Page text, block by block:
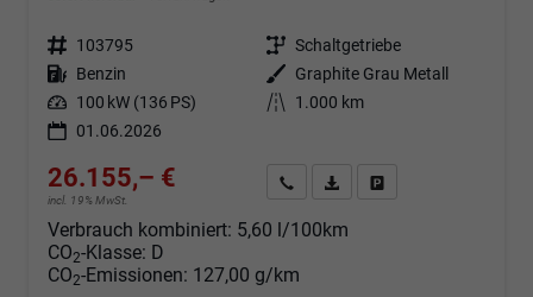
Fahrzeugnr. 103795 Getriebe Schaltgetriebe
Kraftstoff Benzin Außenfarbe
Graphite Grau Metall
Leistung 100 kW (136 PS) Kilometerstand
1.000 km
01.06.2026
26.155,– €
incl. 19% MwSt.
Angebot anfordern
Fahrzeugexpose (PDF)
Verbrauch kombiniert: 5,60 l/100km
CO2-Klasse: D
CO2-Emissionen: 127,00 g/km